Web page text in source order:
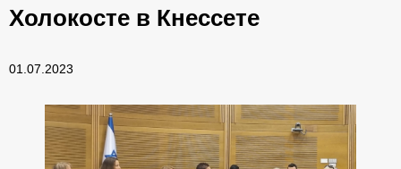
Холокосте в Кнессете
01.07.2023